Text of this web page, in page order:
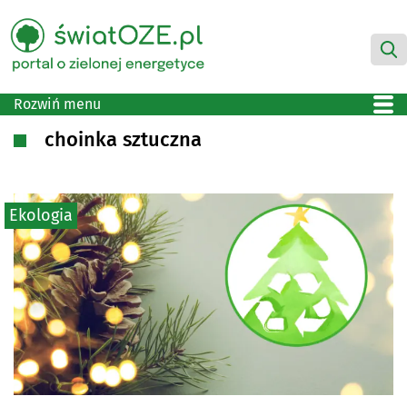
Rozwiń menu
choinka sztuczna
Ekologia